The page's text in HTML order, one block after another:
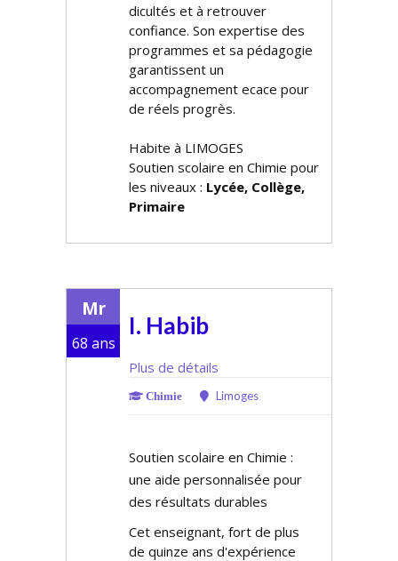
difficultés et à retrouver
confiance. Son expertise des
programmes et sa pédagogie
garantissent un
accompagnement efficace pour
de réels progrès.
Habite à LIMOGES
Soutien scolaire en Chimie pour
les niveaux : Lycée, Collège,
Primaire
Mr
68 ans
I. Habib
Plus de détails
Chimie Limoges
Soutien scolaire en Chimie :
une aide personnalisée pour
des résultats durables
Cet enseignant, fort de plus
de quinze ans d'expérience